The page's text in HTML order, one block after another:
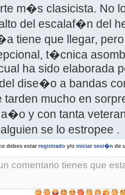
m�s clasicista. No
del escalaf�n del
tiene que llegar,
t�cnica
ha sido elaborada
dise�o a bandas
tarden mucho en
y con tanta
se lo estropee .
debes estar registrado y/o iniciar sesi�n de